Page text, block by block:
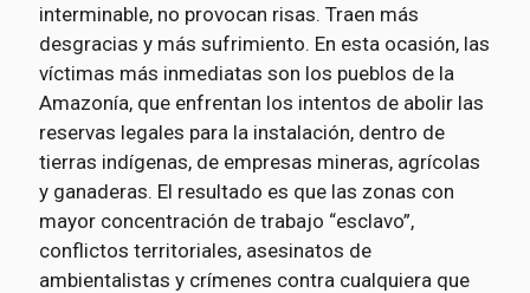
interminable, no provocan risas. Traen más
desgracias y más sufrimiento. En esta ocasión, las
víctimas más inmediatas son los pueblos de la
Amazonía, que enfrentan los intentos de abolir las
reservas legales para la instalación, dentro de
tierras indígenas, de empresas mineras, agrícolas
y ganaderas. El resultado es que las zonas con
mayor concentración de trabajo “esclavo”,
conflictos territoriales, asesinatos de
ambientalistas y crímenes contra cualquiera que